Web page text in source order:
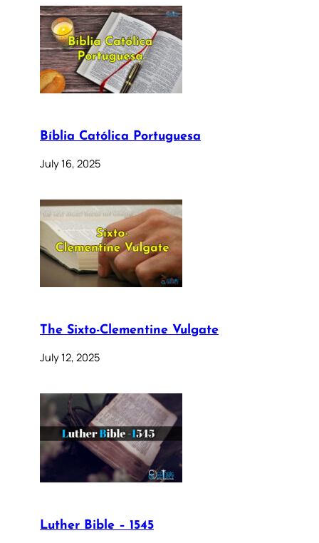
Bíblia Católica Portuguesa
July 16, 2025
The Sixto-Clementine Vulgate
July 12, 2025
Luther Bible – 1545